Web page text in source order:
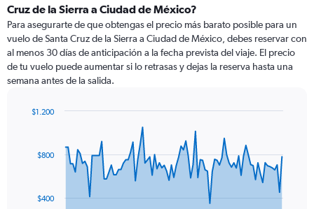
Cruz de la Sierra a Ciudad de México?
Para asegurarte de que obtengas el precio más barato posible para un
vuelo de Santa Cruz de la Sierra a Ciudad de México, debes reservar con
al menos 30 días de anticipación a la fecha prevista del viaje. El precio
de tu vuelo puede aumentar si lo retrasas y dejas la reserva hasta una
semana antes de la salida.
data
The$400
$800
$1.200